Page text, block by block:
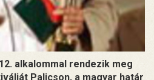
alkalommal rendezik meg
Palicson, a magyar határ